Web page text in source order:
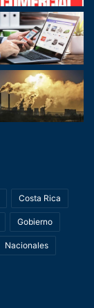
Costa Rica
Gobierno
Nacionales